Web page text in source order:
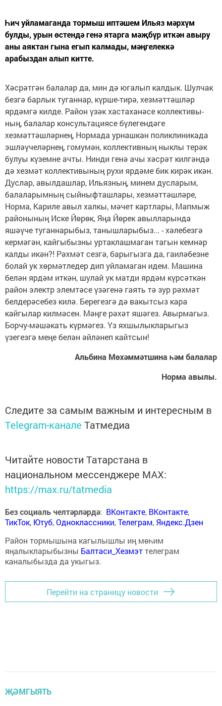
Һич уйламаганда тормыш иптәшем Ильяз мәрхүм
булды, урын өстендә генә ятарга мәҗбүр иткән авыру
аны аяктан гына егып калмады, мәңгелеккә
арабыздан алып китте.
Хәсрәтгән балалар да, мин дә югалып калдык. Шулчак
безгә барлык туганнар, күрше-тирә, хезмәттәшләр
ярдәмгә килде. Район үзәк хастаханәсе коллективы­
ның, балалар консультациясе бүлегендәге
хезмәттәшләрнең, Нормада урнашкан поликлиникада
эшләүчеләр­нең, гомумән, коллективның ныклы терәк
булуы күземне ачты. Нинди генә ачы хәсрәт килгәндә
дә хезмәт коллективының рухи ярдәме бик кирәк икән.
Дуслар, авылдашлар, Ильязның, минем дусларым,
балаларымның сыйныфташлары, хезмәттәшләре,
Норма, Кариле авыл халкы, мәчет картлары, Мапмыж
районының Иске Йөрөк, Яңа Йөрек авылларында
яшәүче туганнарыбыз, танышларыбыз... - хәлебезгә
кермәгән, кайгыбызны уртаклаш­маган тагын кемнәр
калды икән?! Рәхмәт сезгә, барыгызга да, гаиләбезне
болай ук хөрмәтледер дип уйламаган идем. Машина
белән ярдәм иткән, шулай ук матди ярдәм күрсәткән
район электр элемтәсе үзәгенә гаять тә зур рәхмәт
белдерәсебез килә. Берегезгә дә вакытсыз кара
кайгылар килмәсен. Мәңге рәхәт яшәгез. Авырмагыз.
Борчу-мәшәкать күрмәгез. Үз яхшылыкларыгыз
үзегезгә меңе белән әйләнеп кайтсын!
Альбина Мөхәммәтшина һәм балалар
Норма авылы.
Следите за самым важным и интересным в
Telegram-канале Татмедиа
Читайте новости Татарстана в
национальном мессенджере MАХ:
https://max.ru/tatmedia
Без социаль челтәрләрдә: ВКонтакте, ВКонтакте,
ТикТок, Ютуб,Одноклассники,Телеграм, Яндекс.Дзен
Район тормышына кагылышлы иң мөһим
яңалыкларыбызны Балтаси_Хезмэттелеграм
каналыбызда да укыгыз.
Перейти на страницу новости
ҖӘМГЫЯТЬ